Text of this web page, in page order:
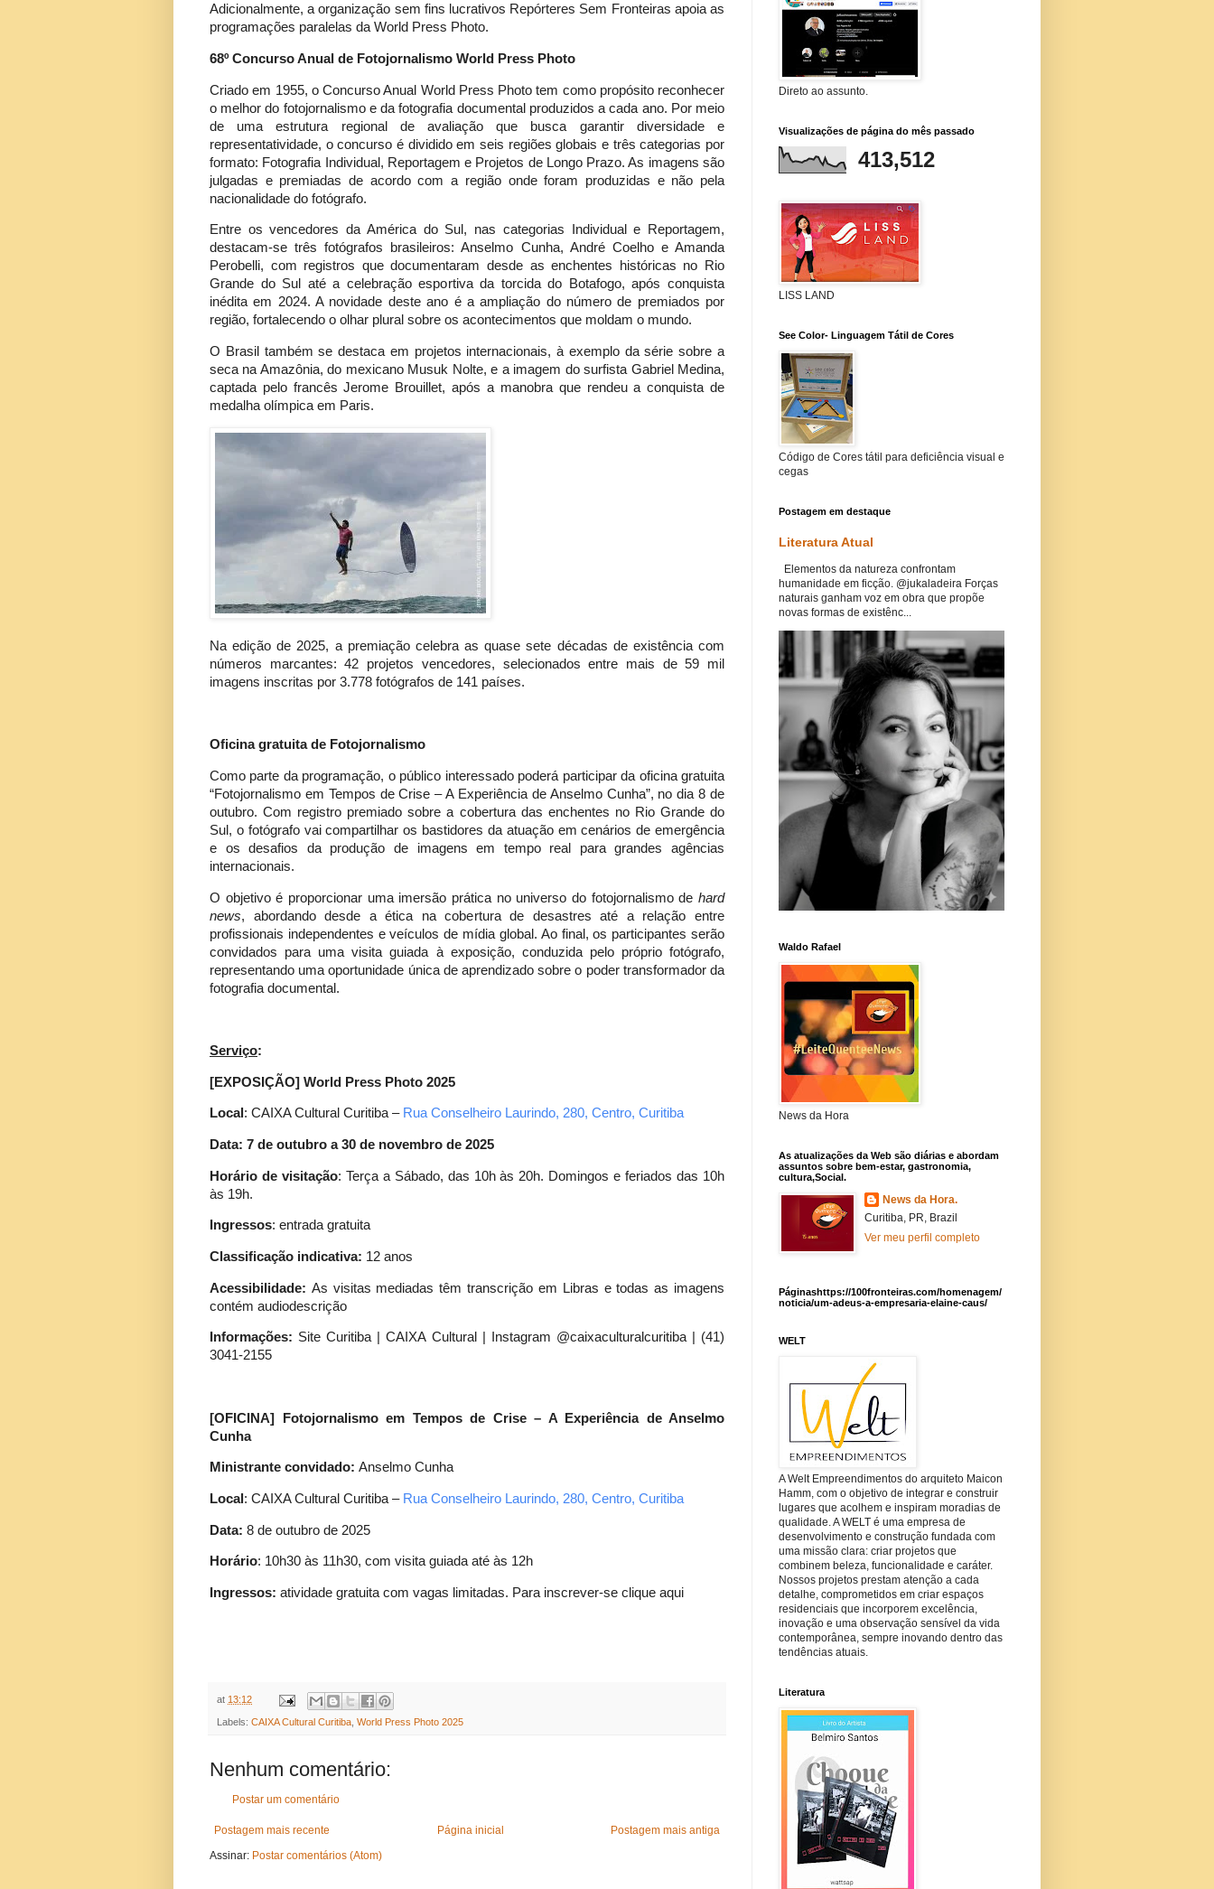
Adicionalmente, a organização sem fins lucrativos Repórteres Sem Fronteiras apoia as
programações paralelas da World Press Photo.
68º Concurso Anual de Fotojornalismo World Press Photo
Criado em 1955, o Concurso Anual World Press Photo tem como propósito reconhecer
o melhor do fotojornalismo e da fotografia documental produzidos a cada ano. Por meio
de uma estrutura regional de avaliação que busca garantir diversidade e
representatividade, o concurso é dividido em seis regiões globais e três categorias por
formato: Fotografia Individual, Reportagem e Projetos de Longo Prazo. As imagens são
julgadas e premiadas de acordo com a região onde foram produzidas e não pela
nacionalidade do fotógrafo.
Entre os vencedores da América do Sul, nas categorias Individual e Reportagem,
destacam-se três fotógrafos brasileiros: Anselmo Cunha, André Coelho e Amanda
Perobelli, com registros que documentaram desde as enchentes históricas no Rio
Grande do Sul até a celebração esportiva da torcida do Botafogo, após conquista
inédita em 2024. A novidade deste ano é a ampliação do número de premiados por
região, fortalecendo o olhar plural sobre os acontecimentos que moldam o mundo.
O Brasil também se destaca em projetos internacionais, à exemplo da série sobre a
seca na Amazônia, do mexicano Musuk Nolte, e a imagem do surfista Gabriel Medina,
captada pelo francês Jerome Brouillet, após a manobra que rendeu a conquista de
medalha olímpica em Paris.
Na edição de 2025, a premiação celebra as quase sete décadas de existência com
números marcantes: 42 projetos vencedores, selecionados entre mais de 59 mil
imagens inscritas por 3.778 fotógrafos de 141 países.
Oficina gratuita de Fotojornalismo
Como parte da programação, o público interessado poderá participar da oficina gratuita
“Fotojornalismo em Tempos de Crise – A Experiência de Anselmo Cunha”, no dia 8 de
outubro. Com registro premiado sobre a cobertura das enchentes no Rio Grande do
Sul, o fotógrafo vai compartilhar os bastidores da atuação em cenários de emergência
e os desafios da produção de imagens em tempo real para grandes agências
internacionais.
O objetivo é proporcionar uma imersão prática no universo do fotojornalismo de hard
news, abordando desde a ética na cobertura de desastres até a relação entre
profissionais independentes e veículos de mídia global. Ao final, os participantes serão
convidados para uma visita guiada à exposição, conduzida pelo próprio fotógrafo,
representando uma oportunidade única de aprendizado sobre o poder transformador da
fotografia documental.
Serviço:
[EXPOSIÇÃO] World Press Photo 2025
Local : CAIXA Cultural Curitiba – Rua Conselheiro Laurindo, 280, Centro, Curitiba
Data: 7 de outubro a 30 de novembro de 2025
Horário de visitação: Terça a Sábado, das 10h às 20h. Domingos e feriados das 10h
às 19h.
Ingressos: entrada gratuita
Classificação indicativa: 12 anos
Acessibilidade: As visitas mediadas têm transcrição em Libras e todas as imagens
contém audiodescrição
Informações: Site Curitiba | CAIXA Cultural | Instagram @caixaculturalcuritiba | (41)
3041-2155
[OFICINA] Fotojornalismo em Tempos de Crise – A Experiência de Anselmo
Cunha
Ministrante convidado: Anselmo Cunha
Local : CAIXA Cultural Curitiba – Rua Conselheiro Laurindo, 280, Centro, Curitiba
Data: 8 de outubro de 2025
Horário: 10h30 às 11h30, com visita guiada até às 12h
Ingressos: atividade gratuita com vagas limitadas. Para inscrever-se clique aqui
at 13:12
Labels: CAIXA Cultural Curitiba World Press Photo 2025
Nenhum comentário:
Postar um comentário
Postagem mais recente Postagem mais antiga
Página inicial
Assinar: Postar comentários (Atom)
Direto ao assunto.
Visualizações de página do mês passado
413,512
LISS LAND
See Color- Linguagem Tátil de Cores
Código de Cores tátil para deficiência visual e
cegas
Postagem em destaque
Literatura Atual
Elementos da natureza confrontam
humanidade em ficção. @jukaladeira Forças
naturais ganham voz em obra que propõe
novas formas de existênc...
Waldo Rafael
News da Hora
As atualizações da Web são diárias e abordam
assuntos sobre bem-estar, gastronomia,
cultura,Social.
News da Hora.
Curitiba, PR, Brazil
Ver meu perfil completo
Páginashttps://100fronteiras.com/homenagem/
noticia/um-adeus-a-empresaria-elaine-caus/
WELT
A Welt Empreendimentos do arquiteto Maicon
Hamm, com o objetivo de integrar e construir
lugares que acolhem e inspiram moradias de
qualidade. A WELT é uma empresa de
desenvolvimento e construção fundada com
uma missão clara: criar projetos que
combinem beleza, funcionalidade e caráter.
Nossos projetos prestam atenção a cada
detalhe, comprometidos em criar espaços
residenciais que incorporem excelência,
inovação e uma observação sensível da vida
contemporânea, sempre inovando dentro das
tendências atuais.
Literatura